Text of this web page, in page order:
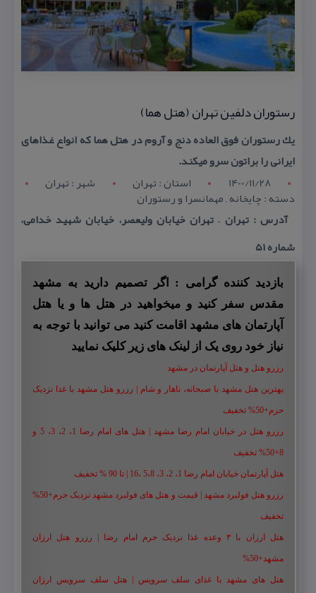
رستوران دلفین تهران (هتل هما)
یك رستوران فوق العاده دنج و آروم در هتل هما كه انواع غذاهای
ایرانی را براتون سرو میكند.
1400/11/28
استان : تهران شهر : تهران
دسته : چایخانه , مهمانسرا و رستوران
آدرس : تهران – تهران خیابان ولیعصر، خیابان شهید خدامی،
شماره ۵۱
بازدید کننده گرامی : اگر تصمیم دارید به مشهد
مقدس سفر کنید و میخواهید در هتل ها و یا هتل
آپارتمان های مشهد اقامت کنید می توانید با توجه به
نیاز خود روی یک از لینک های زیر کلیک نمایید
رزرو هتل و هتل آپارتمان در مشهد
بهترین هتل مشهد با صبحانه، ناهار و شام | رزرو هتل مشهد با غذا نزدیک
حرم+50% تخفیف
رزرو هتل در خیابان امام رضا مشهد | هتل‌ های امام رضا 1، 2، 3، 5 و
8+50% تخفیف
هتل آپارتمان خیابان امام رضا 1، 2، 3، 5،8 ،16 | تا 90 % تخفیف
رزرو هتل فولبرد مشهد | قیمت و هتل های فولبرد مشهد نزدیک حرم+50%
تخفیف
هتل ارزان با ۳ وعده غذا نزدیک حرم امام رضا | رزرو هتل ارزان
مشهد+50%
هتل های مشهد با غذای سلف سرویس | هتل سلف سرویس ارزان